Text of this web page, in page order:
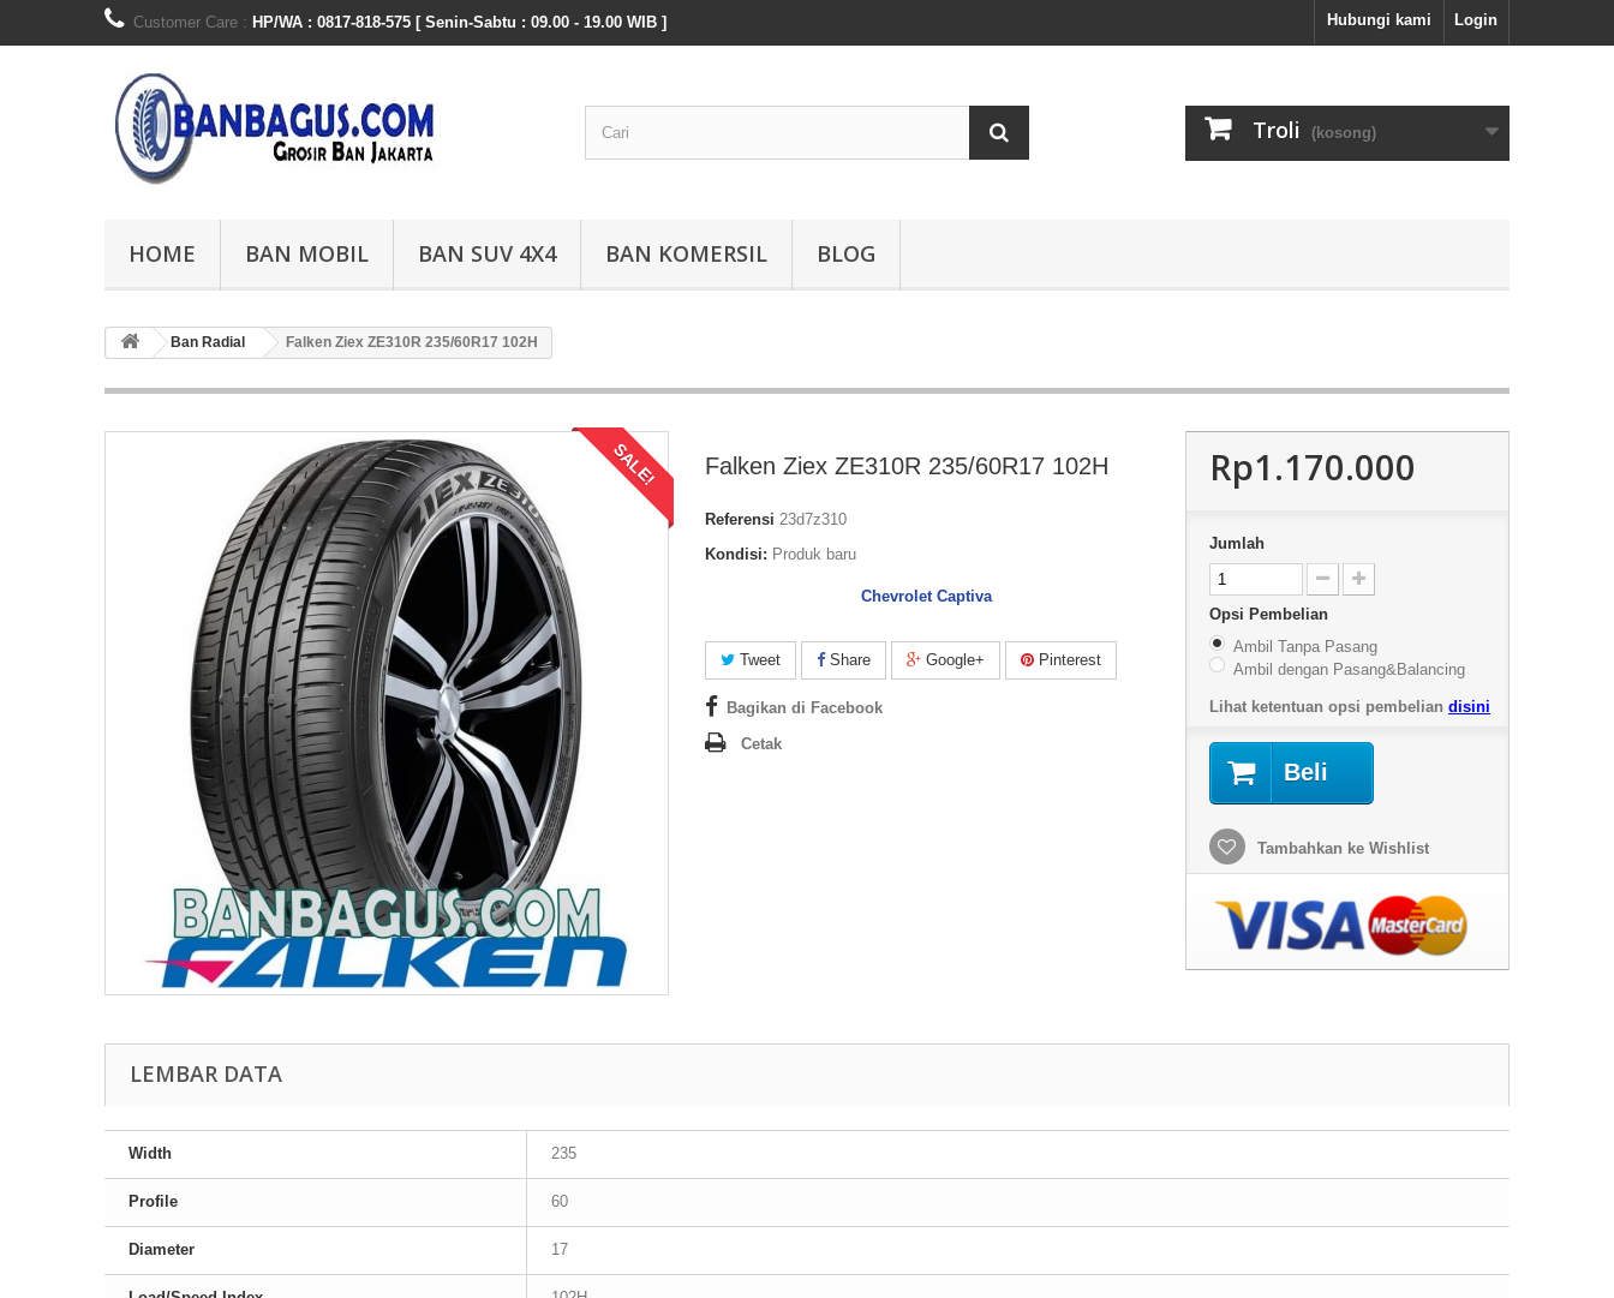
Login
Hubungi kami
Customer Care : HP/WA : 0817-818-575 [ Senin-Sabtu : 09.00 - 19.00 WIB ]
Troli (kosong)
HOME BAN MOBIL BAN SUV 4X4 BAN KOMERSIL BLOG
Ban Radial Falken Ziex ZE310R 235/60R17 102H
SALE! Falken Ziex ZE310R 235/60R17 102H
Referensi 23d7z310
Kondisi: Produk baru
Chevrolet Captiva
Tweet Share Google+ Pinterest
Bagikan di Facebook
Cetak
Rp1.170.000
Jumlah
Opsi Pembelian
Ambil Tanpa Pasang
Ambil dengan Pasang&Balancing
Lihat ketentuan opsi pembelian disini
Beli
Tambahkan ke Wishlist
LEMBAR DATA
Width 235
Profile 60
Diameter 17